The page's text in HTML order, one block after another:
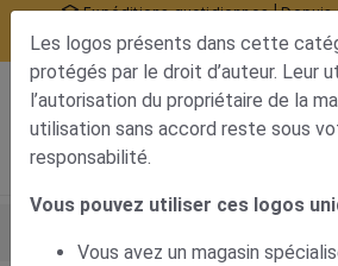
Expéditions quotidiennes | Depuis
professionnels
10377 avis
Voir mon panier
Mon compteMenu de navigation
Marques de vélo
Sticker vélo Giant
Les logos présents dans cette
protégés par le droit d’auteur. Leur
l’autorisation du propriétaire de la
utilisation sans accord reste sous
responsabilité.
Vous pouvez utiliser ces logos
Vous avez un magasin